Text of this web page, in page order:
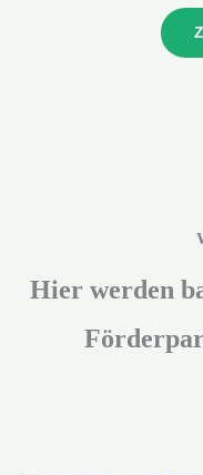
Hier werden